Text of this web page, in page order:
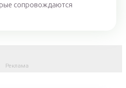
сопровождаются